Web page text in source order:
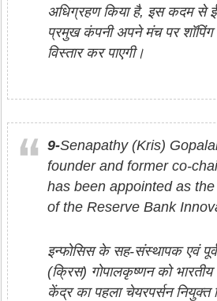
अधिग्रहण किया है, इस कदम से ई-
प्रमुख कंपनी अपने मंच पर शॉपिंग
विस्तार कर पाएगी।
9-Senapathy (Kris)
founder and former co-
has been appointed as
of the Reserve Bank
इन्फोसिस के सह-संस्थापक एवं
(क्रिस) गोपालकृष्णन को
केंद्र का पहला चेयरपर्सन नियुक्त